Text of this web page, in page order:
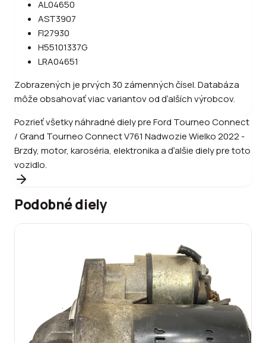
AL04650
AST3907
FI27930
H55101337G
LRA04651
Zobrazených je prvých 30 zámenných čísel. Databáza
môže obsahovať viac variantov od ďalších výrobcov.
Pozrieť všetky náhradné diely preFord Tourneo Connect
/ Grand Tourneo Connect V761 Nadwozie Wielko 2022 -
Brzdy, motor, karoséria, elektronika a ďalšie diely pre toto
vozidlo.
Podobné diely